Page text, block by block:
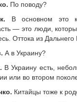
По поводу?
В основном это
— это люди,
Оттока из
А в Украину?
В Украину есть,
или во втором
Китайцы тоже к